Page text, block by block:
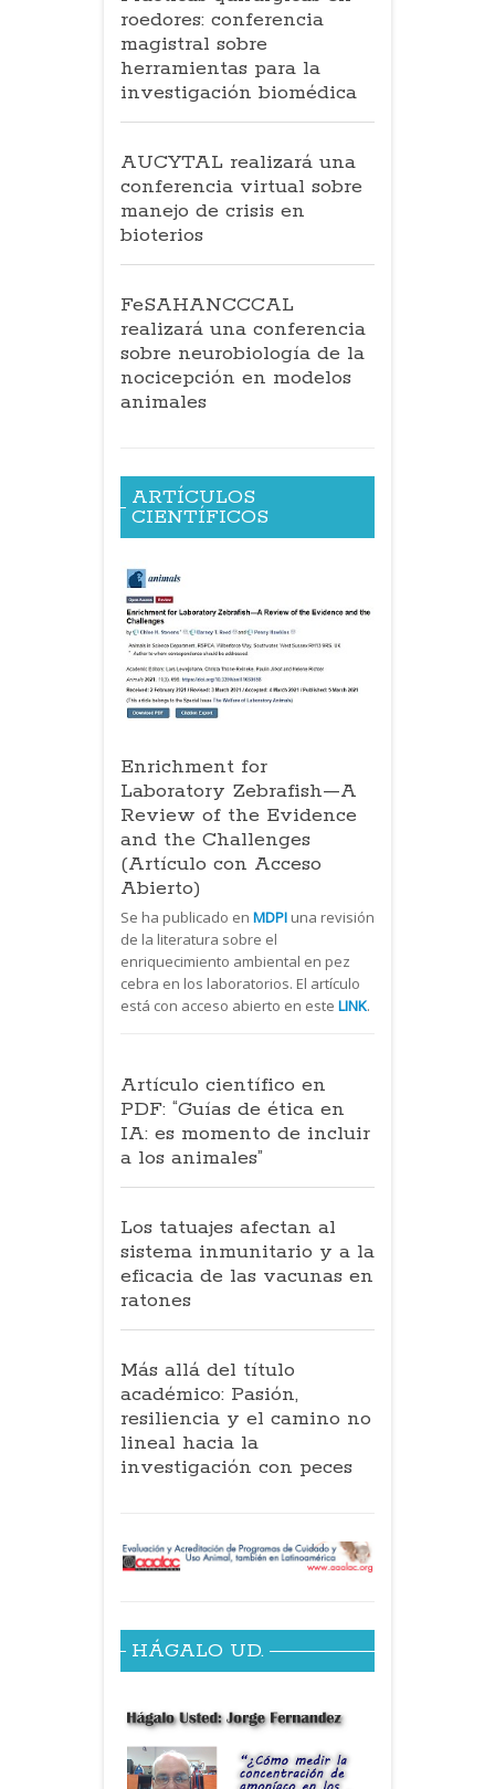
roedores: conferencia
magistral sobre
herramientas para la
investigación biomédica
AUCYTAL realizará una
conferencia virtual sobre
manejo de crisis en
bioterios
FeSAHANCCCAL
realizará una conferencia
sobre neurobiología de la
nocicepción en modelos
animales
ARTÍCULOS
CIENTÍFICOS
Enrichment for
Laboratory Zebrafish—A
Review of the Evidence
and the Challenges
(Artículo con Acceso
Abierto)
Se ha publicado en MDPI una revisión
de la literatura sobre el
enriquecimiento ambiental en pez
cebra en los laboratorios. El artículo
está con acceso abierto en este LINK.
Artículo científico en
PDF: “Guías de ética en
IA: es momento de incluir
a los animales”
Los tatuajes afectan al
sistema inmunitario y a la
eficacia de las vacunas en
ratones
Más allá del título
académico: Pasión,
resiliencia y el camino no
lineal hacia la
investigación con peces
HÁGALO UD.